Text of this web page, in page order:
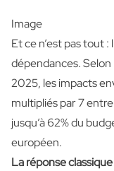
Image
Et ce n’est pas tout
dépendances.
2025, les impacts
multipliés par 7
jusqu’à 62% du
européen.
La réponse